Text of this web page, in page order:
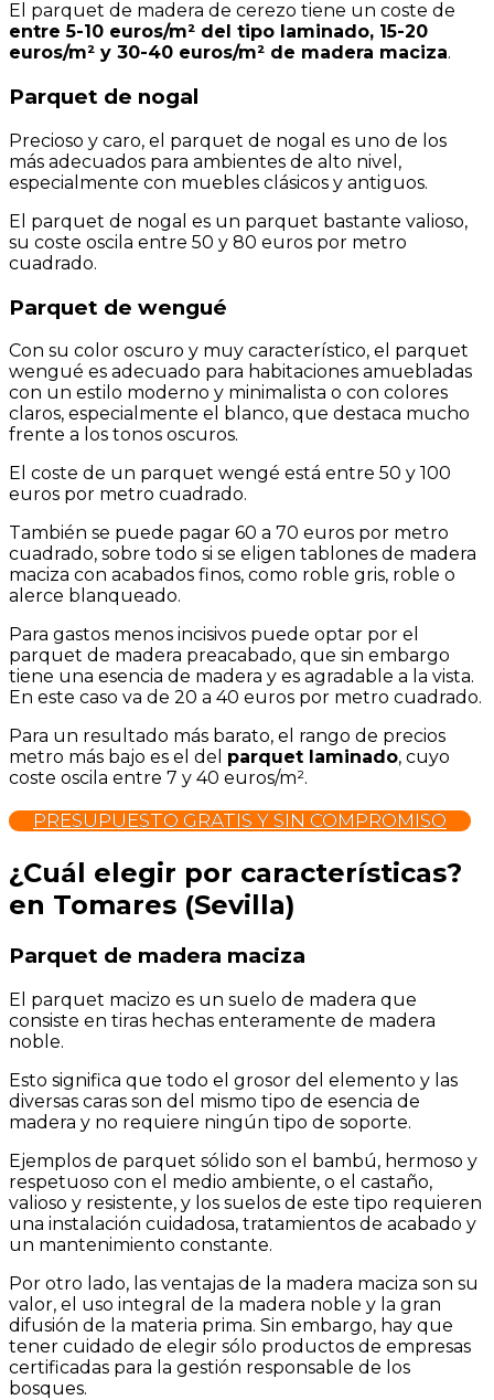
El parquet de madera de cerezo tiene un coste de
entre 5-10 euros/m² del tipo laminado, 15-20
euros/m² y 30-40 euros/m² de madera maciza.
Parquet de nogal
Precioso y caro, el parquet de nogal es uno de los
más adecuados para ambientes de alto nivel,
especialmente con muebles clásicos y antiguos.
El parquet de nogal es un parquet bastante valioso,
su coste oscila entre 50 y 80 euros por metro
cuadrado.
Parquet de wengué
Con su color oscuro y muy característico, el parquet
wengué es adecuado para habitaciones amuebladas
con un estilo moderno y minimalista o con colores
claros, especialmente el blanco, que destaca mucho
frente a los tonos oscuros.
El coste de un parquet wengé está entre 50 y 100
euros por metro cuadrado.
También se puede pagar 60 a 70 euros por metro
cuadrado, sobre todo si se eligen tablones de madera
maciza con acabados finos, como roble gris, roble o
alerce blanqueado.
Para gastos menos incisivos puede optar por el
parquet de madera preacabado, que sin embargo
tiene una esencia de madera y es agradable a la vista.
En este caso va de 20 a 40 euros por metro cuadrado.
Para un resultado más barato, el rango de precios
metro más bajo es el del parquet laminado, cuyo
coste oscila entre 7 y 40 euros/m².
PRESUPUESTO GRATIS Y SIN COMPROMISO
¿Cuál elegir por características?
en Tomares (Sevilla)
Parquet de madera maciza
El parquet macizo es un suelo de madera que
consiste en tiras hechas enteramente de madera
noble.
Esto significa que todo el grosor del elemento y las
diversas caras son del mismo tipo de esencia de
madera y no requiere ningún tipo de soporte.
Ejemplos de parquet sólido son el bambú, hermoso y
respetuoso con el medio ambiente, o el castaño,
valioso y resistente, y los suelos de este tipo requieren
una instalación cuidadosa, tratamientos de acabado y
un mantenimiento constante.
Por otro lado, las ventajas de la madera maciza son su
valor, el uso integral de la madera noble y la gran
difusión de la materia prima. Sin embargo, hay que
tener cuidado de elegir sólo productos de empresas
certificadas para la gestión responsable de los
bosques.